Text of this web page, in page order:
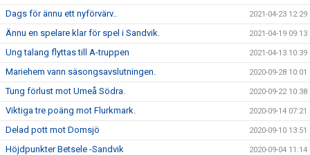
Dags för ännu ett nyförvärv.. 2021-04-23 12:29
Ännu en spelare klar för spel i Sandvik. 2021-04-19 09:13
Ung talang flyttas till A-truppen 2021-04-13 10:39
Mariehem vann säsongsavslutningen. 2020-09-28 10:01
Tung förlust mot Umeå Södra. 2020-09-22 10:38
Viktiga tre poäng mot Flurkmark. 2020-09-14 07:21
Delad pott mot Domsjö 2020-09-10 13:51
Höjdpunkter Betsele -Sandvik 2020-09-04 11:14